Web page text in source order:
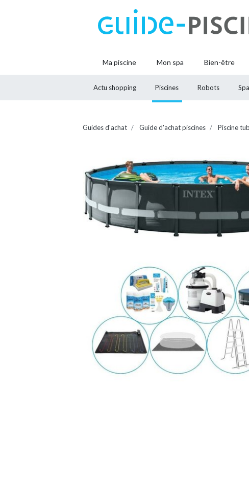
Ma piscine Mon spa Bien-être
Actu shopping Piscines Robots
Guides d'achat Guide d'achat piscines Piscine